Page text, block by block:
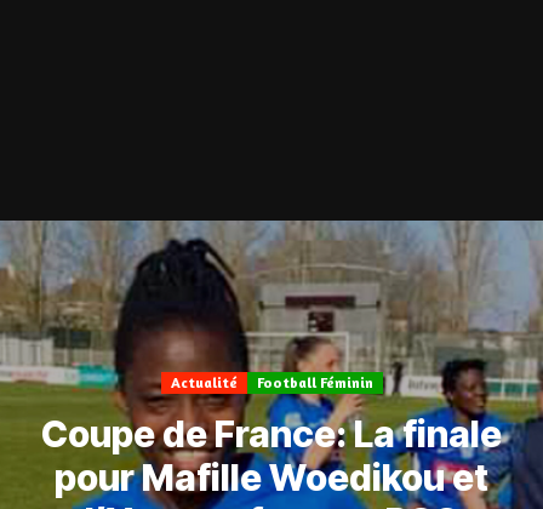
Actualité Football Féminin
Coupe de France: La finale
pour Mafille Woedikou et